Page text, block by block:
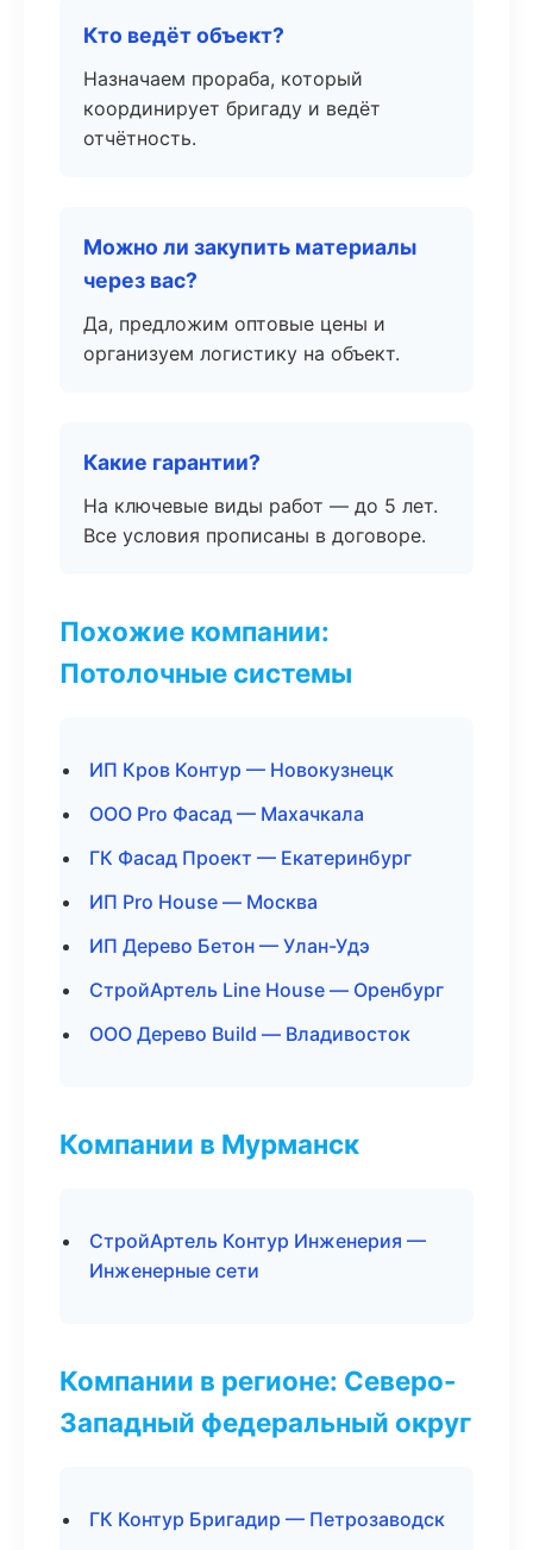
Кто ведёт объект?
Назначаем прораба, который
координирует бригаду и ведёт
отчётность.
Можно ли закупить материалы
через вас?
Да, предложим оптовые цены и
организуем логистику на объект.
Какие гарантии?
На ключевые виды работ — до 5 лет.
Все условия прописаны в договоре.
Похожие компании:
Потолочные системы
ИП Кров Контур — Новокузнецк
ООО Pro Фасад — Махачкала
ГК Фасад Проект — Екатеринбург
ИП Pro House — Москва
ИП Дерево Бетон — Улан-Удэ
СтройАртель Line House — Оренбург
ООО Дерево Build — Владивосток
Компании в Мурманск
СтройАртель Контур Инженерия —
Инженерные сети
Компании в регионе: Северо-
Западный федеральный округ
ГК Контур Бригадир — Петрозаводск